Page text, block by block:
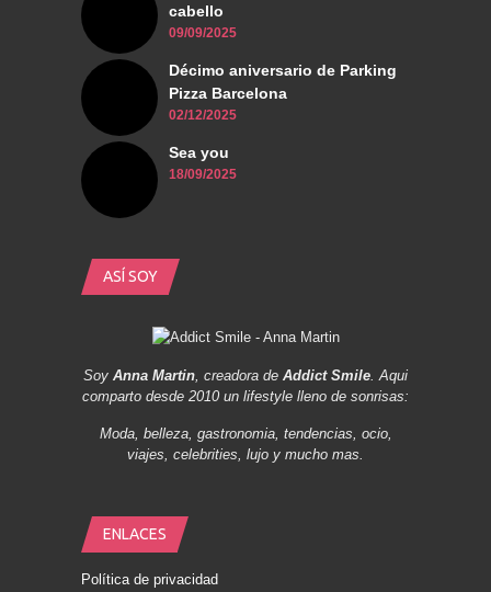
cabello
09/09/2025
Décimo aniversario de Parking
Pizza Barcelona
02/12/2025
Sea you
18/09/2025
ASÍ SOY
Soy Anna Martin , creadora de Addict Smile . Aqui
comparto desde 2010 un lifestyle lleno de sonrisas:
Moda, belleza, gastronomia, tendencias, ocio,
viajes, celebrities, lujo y mucho mas.
ENLACES
Política de privacidad